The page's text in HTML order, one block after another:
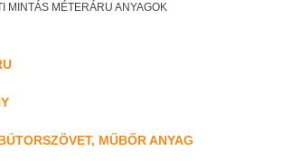
MINTÁS MÉTERÁRU ANYAGOK
MŰBŐR ANYAG